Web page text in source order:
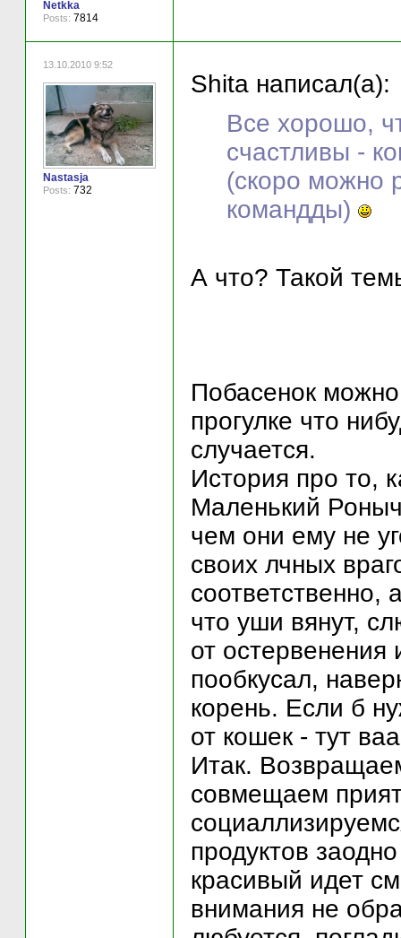
Netkka
Posts: 7814
13.10.2010 9:52
Nastasja
Posts: 732
Shita написал(а):
Все хорошо,
счастливы -
(скоро можно
командды)
А что? Такой
Побасенок
прогулке что
случается.
История про то,
Маленький
чем они ему не
своих лчных
соответственно,
что уши вянут,
от остервенения
пообкусал,
корень. Если б
от кошек - тут
Итак.
совмещаем
продуктов
красивый идет
внимания не